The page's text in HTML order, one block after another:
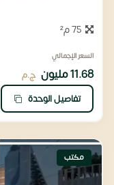
السعر الإجمالي
11.68 مليون ج.م
تفاصيل الوحدة
مكتب